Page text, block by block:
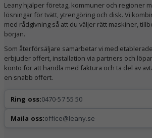
Leany hjälper företag, kommuner och regioner
lösningar för tvätt, ytrengöring och disk. Vi
med rådgivning så att du väljer rätt maskiner,
början.
Som återförsäljare samarbetar vi med
erbjuder offert, installation via partners och
konto för att handla med faktura och ta del av
en snabb offert.
Ring oss:0470-57 55 50
Maila oss:office@leany.se